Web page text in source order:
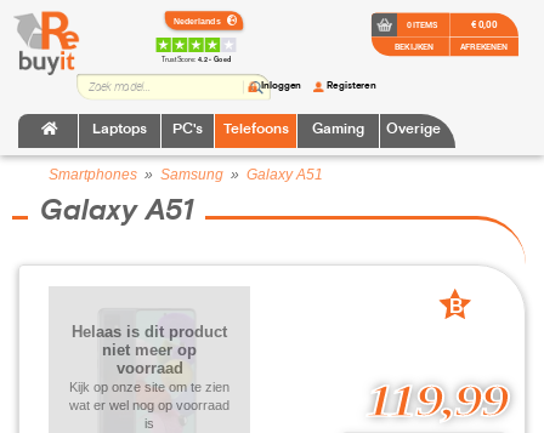
TrustScore:4.2 • Goed
Laptops PC's Telefoons Gaming Overige
Inloggen Registeren
0 ITEMS
BEKIJKEN
€ 0,00
AFREKENEN
Smartphones » Samsung » Galaxy A51
Galaxy A51
119,99
Helaas is dit product
niet meer op
voorraad
Kijk op onze site om te zien
wat er wel nog op voorraad
is
B